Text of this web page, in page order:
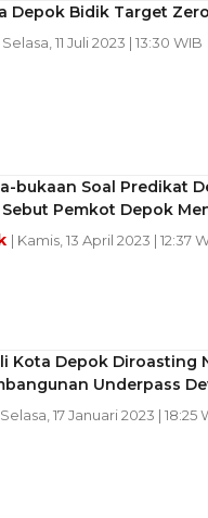
Depok Bidik Target
Selasa, 11 Juli 2023 | 13:30 WIB
bukaan Soal Predikat
Pemkot Depok
| Kamis, 13 April 2023 | 12:37
Kota Depok Diroasting
Underpass
17 Januari 2023 | 18:25